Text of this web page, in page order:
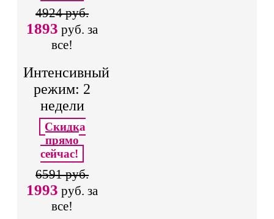
4924 руб.
1893 руб. за
все!
Интенсивный
режим: 2
недели
Скидка
прямо
сейчас!
6591 руб.
1993 руб. за
все!